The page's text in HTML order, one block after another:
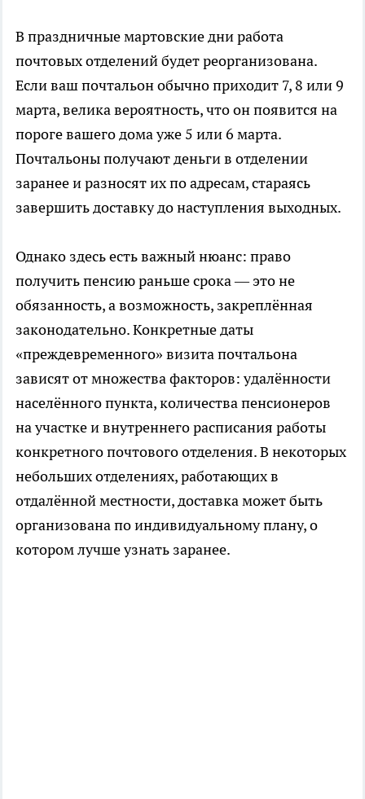
В праздничные мартовские дни работа
почтовых отделений будет реорганизована.
Если ваш почтальон обычно приходит 7, 8 или 9
марта, велика вероятность, что он появится на
пороге вашего дома уже 5 или 6 марта.
Почтальоны получают деньги в отделении
заранее и разносят их по адресам, стараясь
завершить доставку до наступления выходных.
Однако здесь есть важный нюанс: право
получить пенсию раньше срока — это не
обязанность, а возможность, закреплённая
законодательно. Конкретные даты
«преждевременного» визита почтальона
зависят от множества факторов: удалённости
населённого пункта, количества пенсионеров
на участке и внутреннего расписания работы
конкретного почтового отделения. В некоторых
небольших отделениях, работающих в
отдалённой местности, доставка может быть
организована по индивидуальному плану, о
котором лучше узнать заранее.